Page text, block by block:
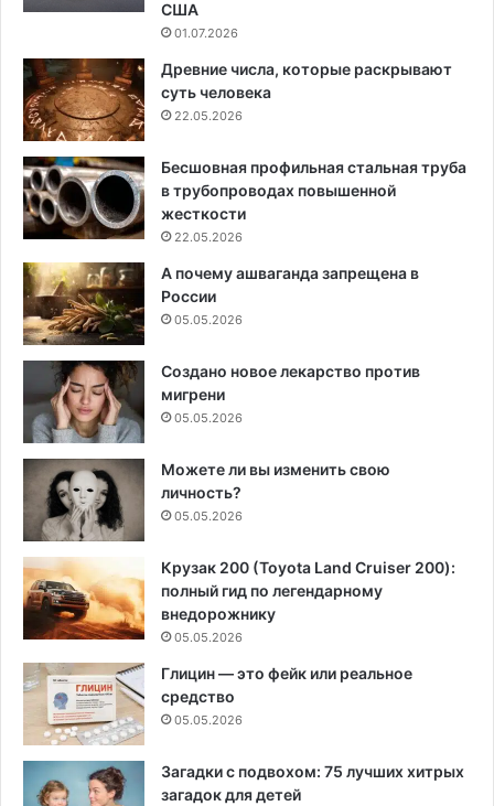
США
01.07.2026
Древние числа, которые раскрывают
суть человека
22.05.2026
Бесшовная профильная стальная труба
в трубопроводах повышенной
жесткости
22.05.2026
А почему ашваганда запрещена в
России
05.05.2026
Создано новое лекарство против
мигрени
05.05.2026
Можете ли вы изменить свою
личность?
05.05.2026
Крузак 200 (Toyota Land Cruiser 200):
полный гид по легендарному
внедорожнику
05.05.2026
Глицин — это фейк или реальное
средство
05.05.2026
Загадки с подвохом: 75 лучших хитрых
загадок для детей